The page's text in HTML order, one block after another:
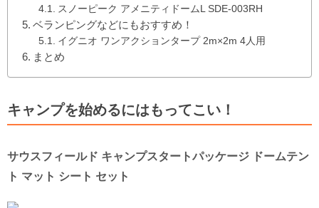
スノーピーク アメニティドームL SDE-003RH
ベランピングなどにもおすすめ！
イグニオ ワンアクションタープ 2m×2m 4人用
まとめ
キャンプを始めるにはもってこい！
サウスフィールド キャンプスタートパッケージ ドームテン
ト マット シート セット